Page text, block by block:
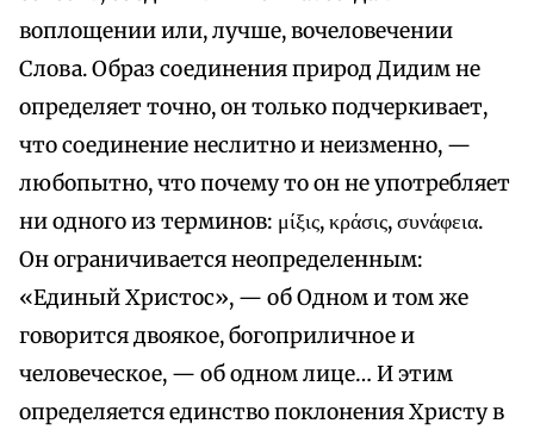
воплощении или, лучше, вочеловечении
Слова. Образ соединения природ Дидим не
определяет точно, он только подчеркивает,
что соединение неслитно и неизменно, —
любопытно, что почему то он не употребляет
ни одного из терминов: μίξις, κράσις, συνάφεια.
Он ограничивается неопределенным:
«Единый Христос», — об Одном и том же
говорится двоякое, богоприличное и
человеческое, — об одном лице… И этим
определяется единство поклонения Христу в